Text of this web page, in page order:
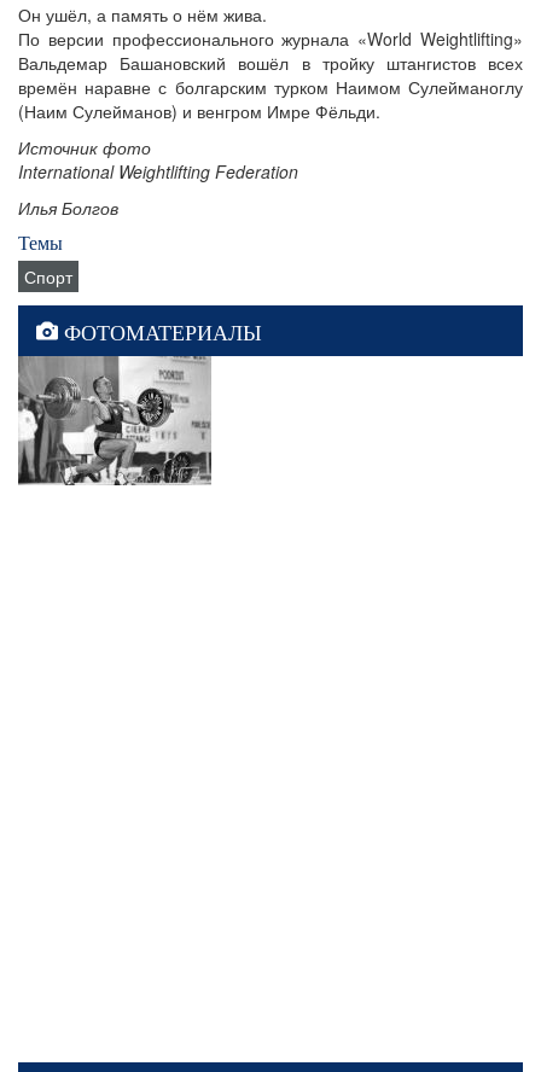
Он ушёл, а память о нём жива.
По версии профессионального журнала «World Weightlifting»
Вальдемар Башановский вошёл в тройку штангистов всех
времён наравне с болгарским турком Наимом Сулейманоглу
(Наим Сулейманов) и венгром Имре Фёльди.
Источник фото
International Weightlifting Federation
Илья Болгов
Темы
Спорт
ФОТОМАТЕРИАЛЫ